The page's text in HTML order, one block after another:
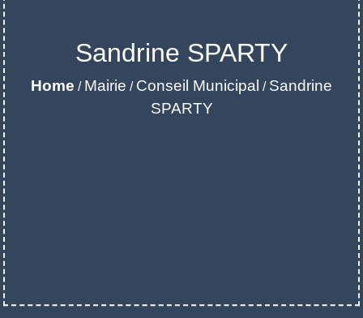
Sandrine SPARTY
Home / Mairie / Conseil Municipal / Sandrine
SPARTY